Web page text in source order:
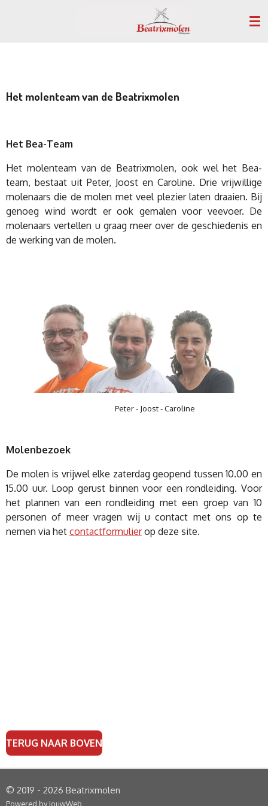
Het molenteam van de Beatrixmolen
Het Bea-Team
Het molenteam van de Beatrixmolen, ook wel het Bea-
team, bestaat uit Peter, Joost en Caroline. Drie vrijwillige
molenaars die de molen met veel plezier laten draaien. Bij
genoeg wind wordt er ook gemalen voor veevoer. De
molenaars vertellen u graag meer over de geschiedenis en
de werking van de molen.
Peter - Joost - Caroline
Molenbezoek
De molen is vrijwel elke zaterdag geopend tussen 10.00 en
15.00 uur. Loop gerust binnen voor een rondleiding. Voor
het plannen van een rondleiding met een groep van 10
personen of meer vragen wij u contact met ons op te
nemen via het contactformulierop deze site.
TERUG NAAR BOVEN
© 2019 - 2026 Beatrixmolen
Powered by JouwWeb